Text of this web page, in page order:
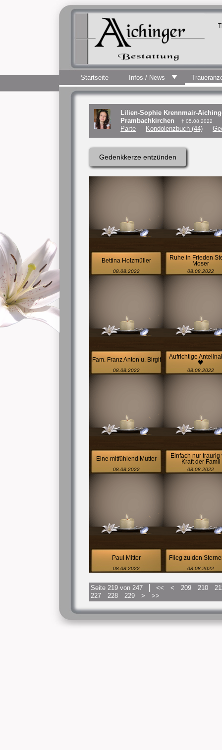
Startseite Infos / News
Lilien-Sophie Krennmair-
Prambachkirchen
† 05.08.2022
Parte Kondolenzbuch (44)
Gedenkkerze entzünden
Bettina Holzmüller
08.08.2022
Ruhe in Frieden
Moser
08.08.2022
Fam. Franz Anton u. Birgit
08.08.2022
Aufrichtige
🖤
08.08.2022
Eine mitfühlend Mutter
08.08.2022
Einfach nur traurig
Kraft der Famil
08.08.2022
Paul Mitter
08.08.2022
Flieg zu den
08.08.2022
Seite 219 von 247 << < 209 210
227
228 229 > >>